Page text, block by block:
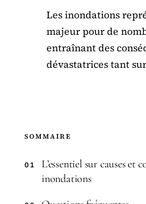
Les inondations
majeur pour de
entraînant des
dévastatrices tant
SOMMAIRE
01
L’essentiel sur causes et
inondations